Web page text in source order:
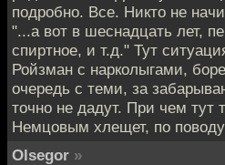
подробно. Все. Никто не
"...а вот в шеснадцать лет,
спиртное, и т.д." Тут
Ройзман с нарколыгами,
очередь с теми, за
точно не дадут. При чем тут
Немцовым хлещет, по поводу
Olsegor »